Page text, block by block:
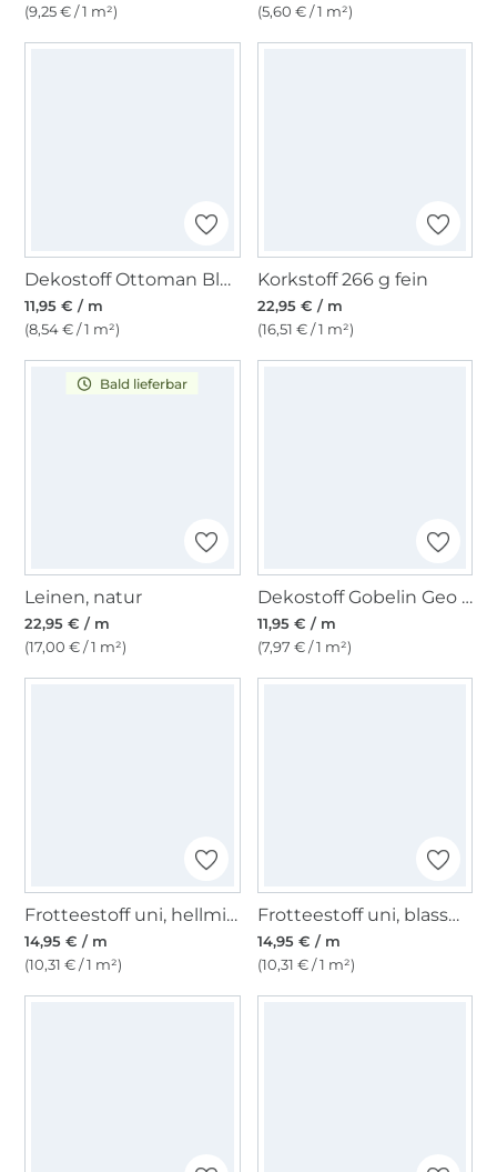
(9,25 € / 1 m²)
(5,60 € / 1 m²)
Dekostoff Ottoman Blattmandala, blau
11,95 € / m
(8,54 € / 1 m²)
Korkstoff 266 g fein
22,95 € / m
(16,51 € / 1 m²)
Bald lieferbar
Leinen, natur
22,95 € / m
(17,00 € / 1 m²)
Dekostoff Gobelin Geo Dots, creme
11,95 € / m
(7,97 € / 1 m²)
Frotteestoff uni, hellmint
14,95 € / m
(10,31 € / 1 m²)
Frotteestoff uni, blassmint
14,95 € / m
(10,31 € / 1 m²)